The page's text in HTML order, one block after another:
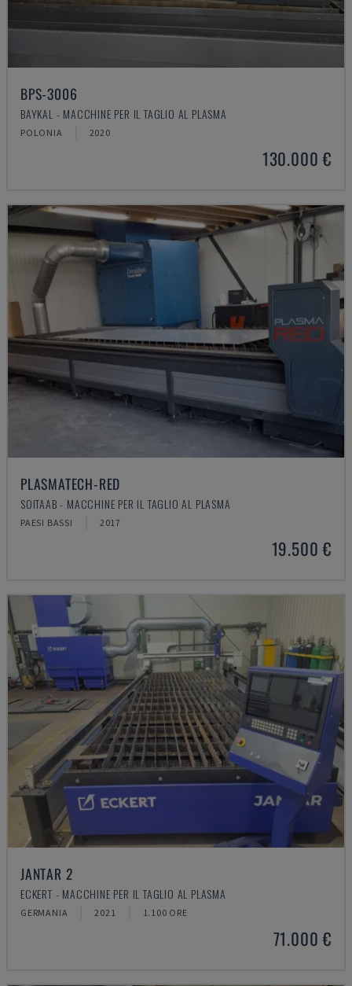
BPS-3006
BAYKAL - MACCHINE PER IL TAGLIO AL PLASMA
POLONIA 2020
130.000 €
PLASMATECH-RED
SOITAAB - MACCHINE PER IL TAGLIO AL PLASMA
PAESI BASSI 2017
19.500 €
JANTAR 2
ECKERT - MACCHINE PER IL TAGLIO AL PLASMA
GERMANIA 2021 1.100 ORE
71.000 €